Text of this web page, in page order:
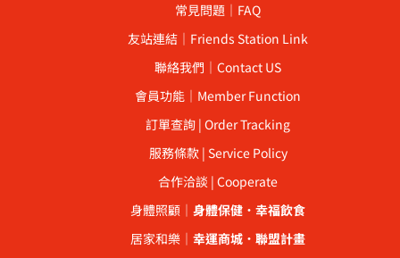
常見問題｜FAQ
友站連結｜Friends Station Link
聯絡我們｜Contact US
會員功能｜Member Function
訂單查詢 | Order Tracking
服務條款 | Service Policy
合作洽談 | Cooperate
身體照顧｜ 身體保健 ． 幸福飲食
居家和樂｜ 幸運商城 ． 聯盟計畫